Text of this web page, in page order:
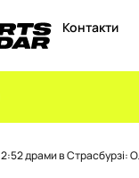
Контакти
2:52 драми в Страсбурзі: